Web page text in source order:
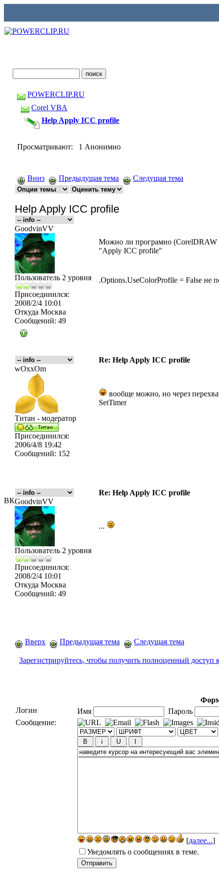
ВК
POWERCLIP.RU
Corel VBA
Help Apply ICC profile
Просматривают: 1 Анонимно
Вниз Предыдущая тема Следущая тема
Help Apply ICC profile
GoodvinVV
Пользователь 2 уровня
Присоединился:
2008/2/4 10:01
Откуда Москва
Сообщений: 49
Можно ли програмно (CorelDRAW
"Apply ICC profile"
.Options.UseColorProfile = False не
Re: Help Apply ICC profile
wOxxOm
Титан - модератор
Присоединился:
2006/4/8 19:42
Сообщений: 152
вообще можно, но через
SetTimer
Re: Help Apply ICC profile
GoodvinVV
Пользователь 2 уровня
Присоединился:
2008/2/4 10:01
Откуда Москва
Сообщений: 49
...
Вверх Предыдущая тема Следущая тема
Зарегистрируйтесь, чтобы получить полноценный доступ
Логин
Имя
Пароль
Сообщение:
[далее...]
Уведомлять о сообщениях в теме.